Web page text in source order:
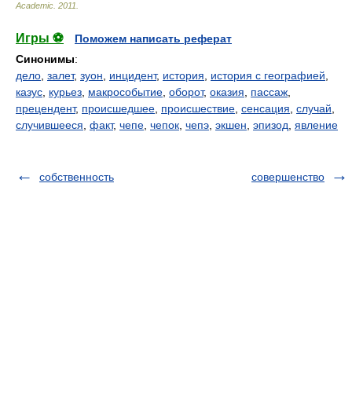
Academic 2011
Игры ⚽
Поможем написать реферат
Синонимы:
дело залет, зуон инцидент, история история с географией
казус курьез макрособытие оборот, оказия пассаж
прецендент, происшедшее происшествие сенсация случай
случившееся факт, чепе чепок чепэ экшен эпизод явление
собственность совершенство